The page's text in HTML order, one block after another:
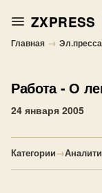
ZXPRESS
Главная → Эл.пресса
Работа- О
24 января 2005
Категории→